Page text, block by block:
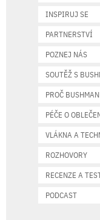
INSPIRUJ SE
PARTNERSTVÍ
POZNEJ NÁS
SOUTĚŽ S
PROČ
PÉČE O
VLÁKNA A
ROZHOVORY
RECENZE A
PODCAST